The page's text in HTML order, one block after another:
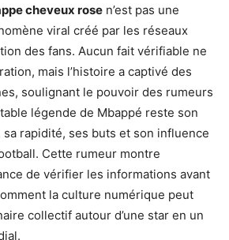
cheveux rose n’est pas une
viral créé par les réseaux
des fans. Aucun fait vérifiable ne
mais l’histoire a captivé des
soulignant le pouvoir des rumeurs
légende de Mbappé reste son
rapidité, ses buts et son influence
Cette rumeur montre
de vérifier les informations avant
la culture numérique peut
collectif autour d’une star en un